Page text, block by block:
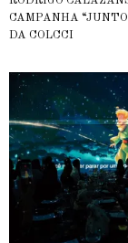
CAMPANHA
DA COLCCI